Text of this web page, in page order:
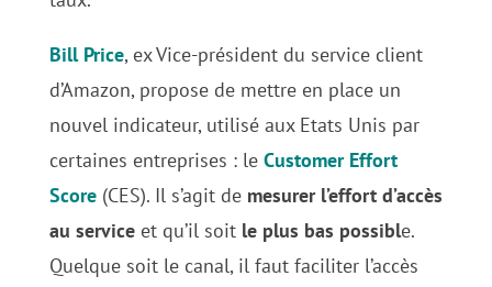
Bill Price, ex Vice-président du service client
d’Amazon, propose de mettre en place un
nouvel indicateur, utilisé aux Etats Unis par
certaines entreprises : le Customer Effort
Score (CES). Il s’agit de mesurer l’effort d’accès
au serviceet qu’il soitle plus bas possible.
Quelque soit le canal, il faut faciliter l’accès